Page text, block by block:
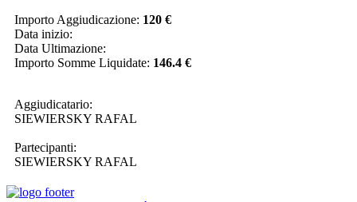
Importo Aggiudicazione: 120 €
Data inizio:
Data Ultimazione:
Importo Somme Liquidate: 146.4 €
Aggiudicatario:
SIEWIERSKY RAFAL
Partecipanti:
SIEWIERSKY RAFAL